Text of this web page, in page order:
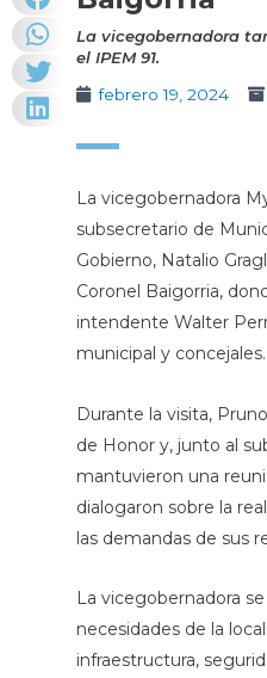
La vicegobernadora
el IPEM 91.
febrero 19, 2024
La vicegobernadora
subsecretario de
Gobierno, Natalio
Coronel Baigorria,
intendente Walter
municipal y concejales.
Durante la visita,
de Honor y, junto al
mantuvieron una
dialogaron sobre la
las demandas de sus
La vicegobernadora
necesidades de la
infraestructura,